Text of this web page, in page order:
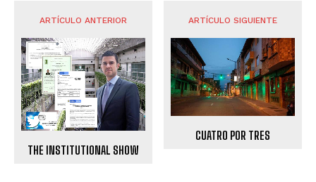
ARTÍCULO ANTERIOR
THE INSTITUTIONAL SHOW
ARTÍCULO SIGUIENTE
CUATRO POR TRES